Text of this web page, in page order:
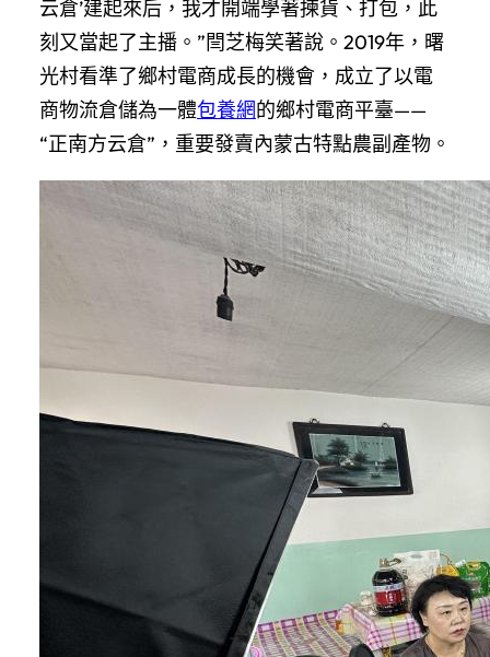
云倉’建起來后，我才開端學著揀貨、打包，此
刻又當起了主播。”閆芝梅笑著說。2019年，曙
光村看準了鄉村電商成長的機會，成立了以電
商物流倉儲為一體包養網的鄉村電商平臺——
“正南方云倉”，重要發賣內蒙古特點農副產物。